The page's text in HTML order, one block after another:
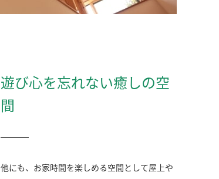
遊び心を忘れない癒しの空
間
他にも、お家時間を楽しめる空間として屋上や